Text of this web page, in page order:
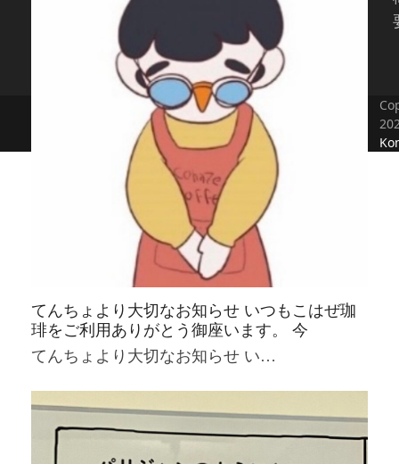
てんちょより大切なお知らせ いつもこはぜ珈
琲をご利用ありがとう御座います。 今
てんちょより大切なお知らせ い…